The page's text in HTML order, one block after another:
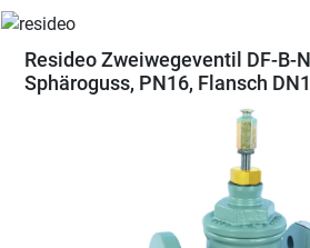
Resideo Zweiwegeventil DF-B-
Sphäroguss, PN16, Flansch